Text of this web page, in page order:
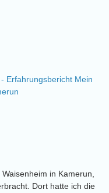
Erfahrungsbericht Mein
in Kamerun,
Dort hatte ich die